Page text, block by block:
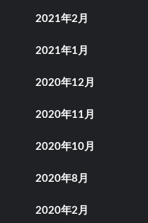
2021年2月
2021年1月
2020年12月
2020年11月
2020年10月
2020年8月
2020年2月